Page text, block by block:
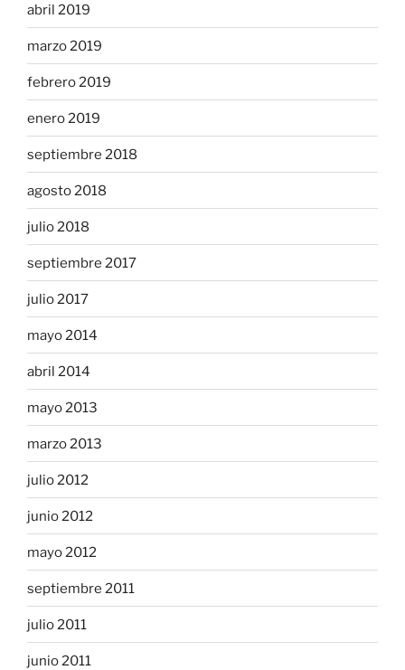
abril 2019
marzo 2019
febrero 2019
enero 2019
septiembre 2018
agosto 2018
julio 2018
septiembre 2017
julio 2017
mayo 2014
abril 2014
mayo 2013
marzo 2013
julio 2012
junio 2012
mayo 2012
septiembre 2011
julio 2011
junio 2011